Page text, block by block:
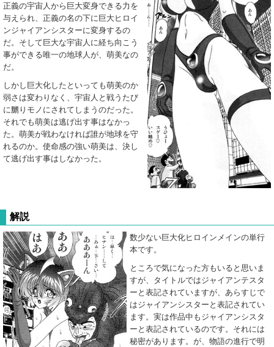
正義の宇宙人から巨大変身できる力を
与えられ、正義の名の下に巨大ヒロイ
ンジャイアンシスターに変身するの
だ。そして巨大な宇宙人に経ち向こう
事ができる唯一の地球人が、萌美なの
だ。
しかし巨大化したといっても萌美のか
弱さは変わりなく、宇宙人と戦うたび
に嬲りモノにされてしまうのだった。
それでも萌美は逃げ出す事はなかっ
た。萌美が戦わなければ誰が地球を守
れるのか。使命感の強い萌美は、決し
て逃げ出す事はしなかった。
解説
数少ない巨大化ヒロインメインの単行
本です。
ところで気になった方もいると思いま
すが、タイトルではジャイアンテスタ
ーと表記されていますが、あらすじで
はジャイアンシスターと表記されてい
ます。実は作品中もジャイアンシスタ
ーと表記されているのです。それには
秘密があります。が、物語の進行で明